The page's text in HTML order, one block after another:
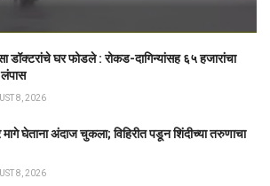
डॉक्टरांचे घर फोडले : रोकड-दागिन्यांसह ६५ हजारांचा
लंपास
8, 2026
घेताना अंदाज चुकला; विहिरीत पडून शिंदीच्या तरुणाचा
8, 2026